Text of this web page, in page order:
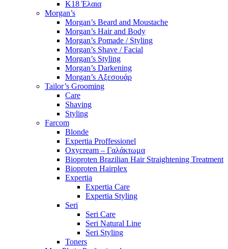
K18 Έλαια
Morgan’s
Morgan’s Beard and Moustache
Morgan’s Hair and Body
Morgan’s Pomade / Styling
Morgan’s Shave / Facial
Morgan’s Styling
Morgan’s Darkening
Morgan’s Αξεσουάρ
Tailor’s Grooming
Care
Shaving
Styling
Farcom
Blonde
Expertia Proffessionel
Oxycream – Γαλάκτωμα
Bioproten Brazilian Hair Straightening Treatment
Bioproten Hairplex
Expertia
Expertia Care
Expertia Styling
Seri
Seri Care
Seri Natural Line
Seri Styling
Toners